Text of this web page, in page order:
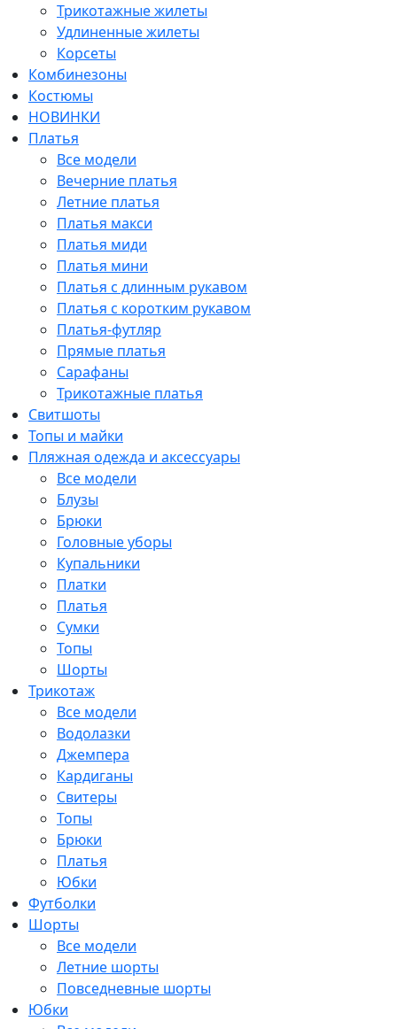
Трикотажные жилеты
Удлиненные жилеты
Корсеты
Комбинезоны
Костюмы
НОВИНКИ
Платья
Все модели
Вечерние платья
Летние платья
Платья макси
Платья миди
Платья мини
Платья с длинным рукавом
Платья с коротким рукавом
Платья-футляр
Прямые платья
Сарафаны
Трикотажные платья
Свитшоты
Топы и майки
Пляжная одежда и аксессуары
Все модели
Блузы
Брюки
Головные уборы
Купальники
Платки
Платья
Сумки
Топы
Шорты
Трикотаж
Все модели
Водолазки
Джемпера
Кардиганы
Свитеры
Топы
Брюки
Платья
Юбки
Футболки
Шорты
Все модели
Летние шорты
Повседневные шорты
Юбки